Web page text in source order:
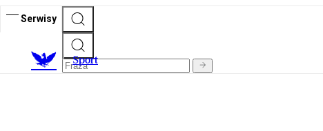
Serwisy
Sport